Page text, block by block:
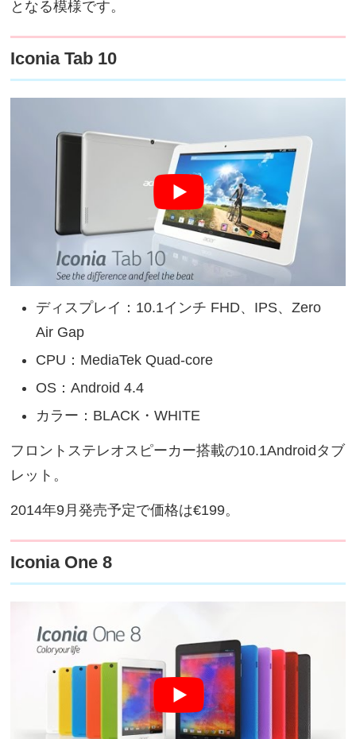
となる模様です。
Iconia Tab 10
ディスプレイ：10.1インチ FHD、IPS、Zero
Air Gap
CPU：MediaTek Quad-core
OS：Android 4.4
カラー：BLACK・WHITE
フロントステレオスピーカー搭載の10.1Androidタブ
レット。
2014年9月発売予定で価格は€199。
Iconia One 8